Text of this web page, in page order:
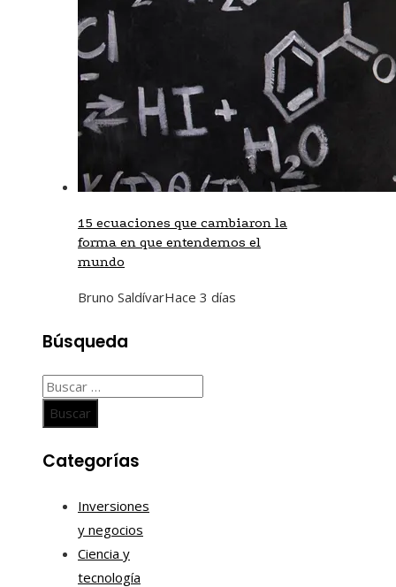
15 ecuaciones que cambiaron la
forma en que entendemos el
mundo
Bruno SaldívarHace 3 días
Búsqueda
Buscar:
Categorías
Inversiones
y negocios
Ciencia y
tecnología